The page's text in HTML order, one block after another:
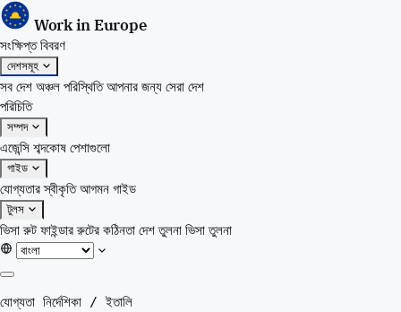
Work in Europe
সংক্ষিপ্ত বিবরণ
দেশসমূহ
সব দেশ অঞ্চল পরিস্থিতিআপনার জন্য সেরা দেশ
পরিচিতি
সম্পদ
এজেন্সি শব্দকোষ পেশাগুলো
গাইড
যোগ্যতার স্বীকৃতিআগমন গাইড
টুলস
ভিসা রুট ফাইন্ডাররুটের কঠিনতা দেশ তুলনা ভিসা তুলনা
সংক্ষিপ্ত বিবরণ
যোগ্যতা নির্দেশিকা / ইতালি